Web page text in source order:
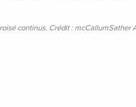
continus. Crédit : mcCallumSather